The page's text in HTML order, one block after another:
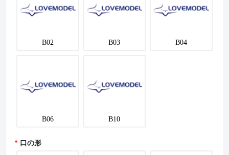
B02 B03 B04
B06 B10
口の形